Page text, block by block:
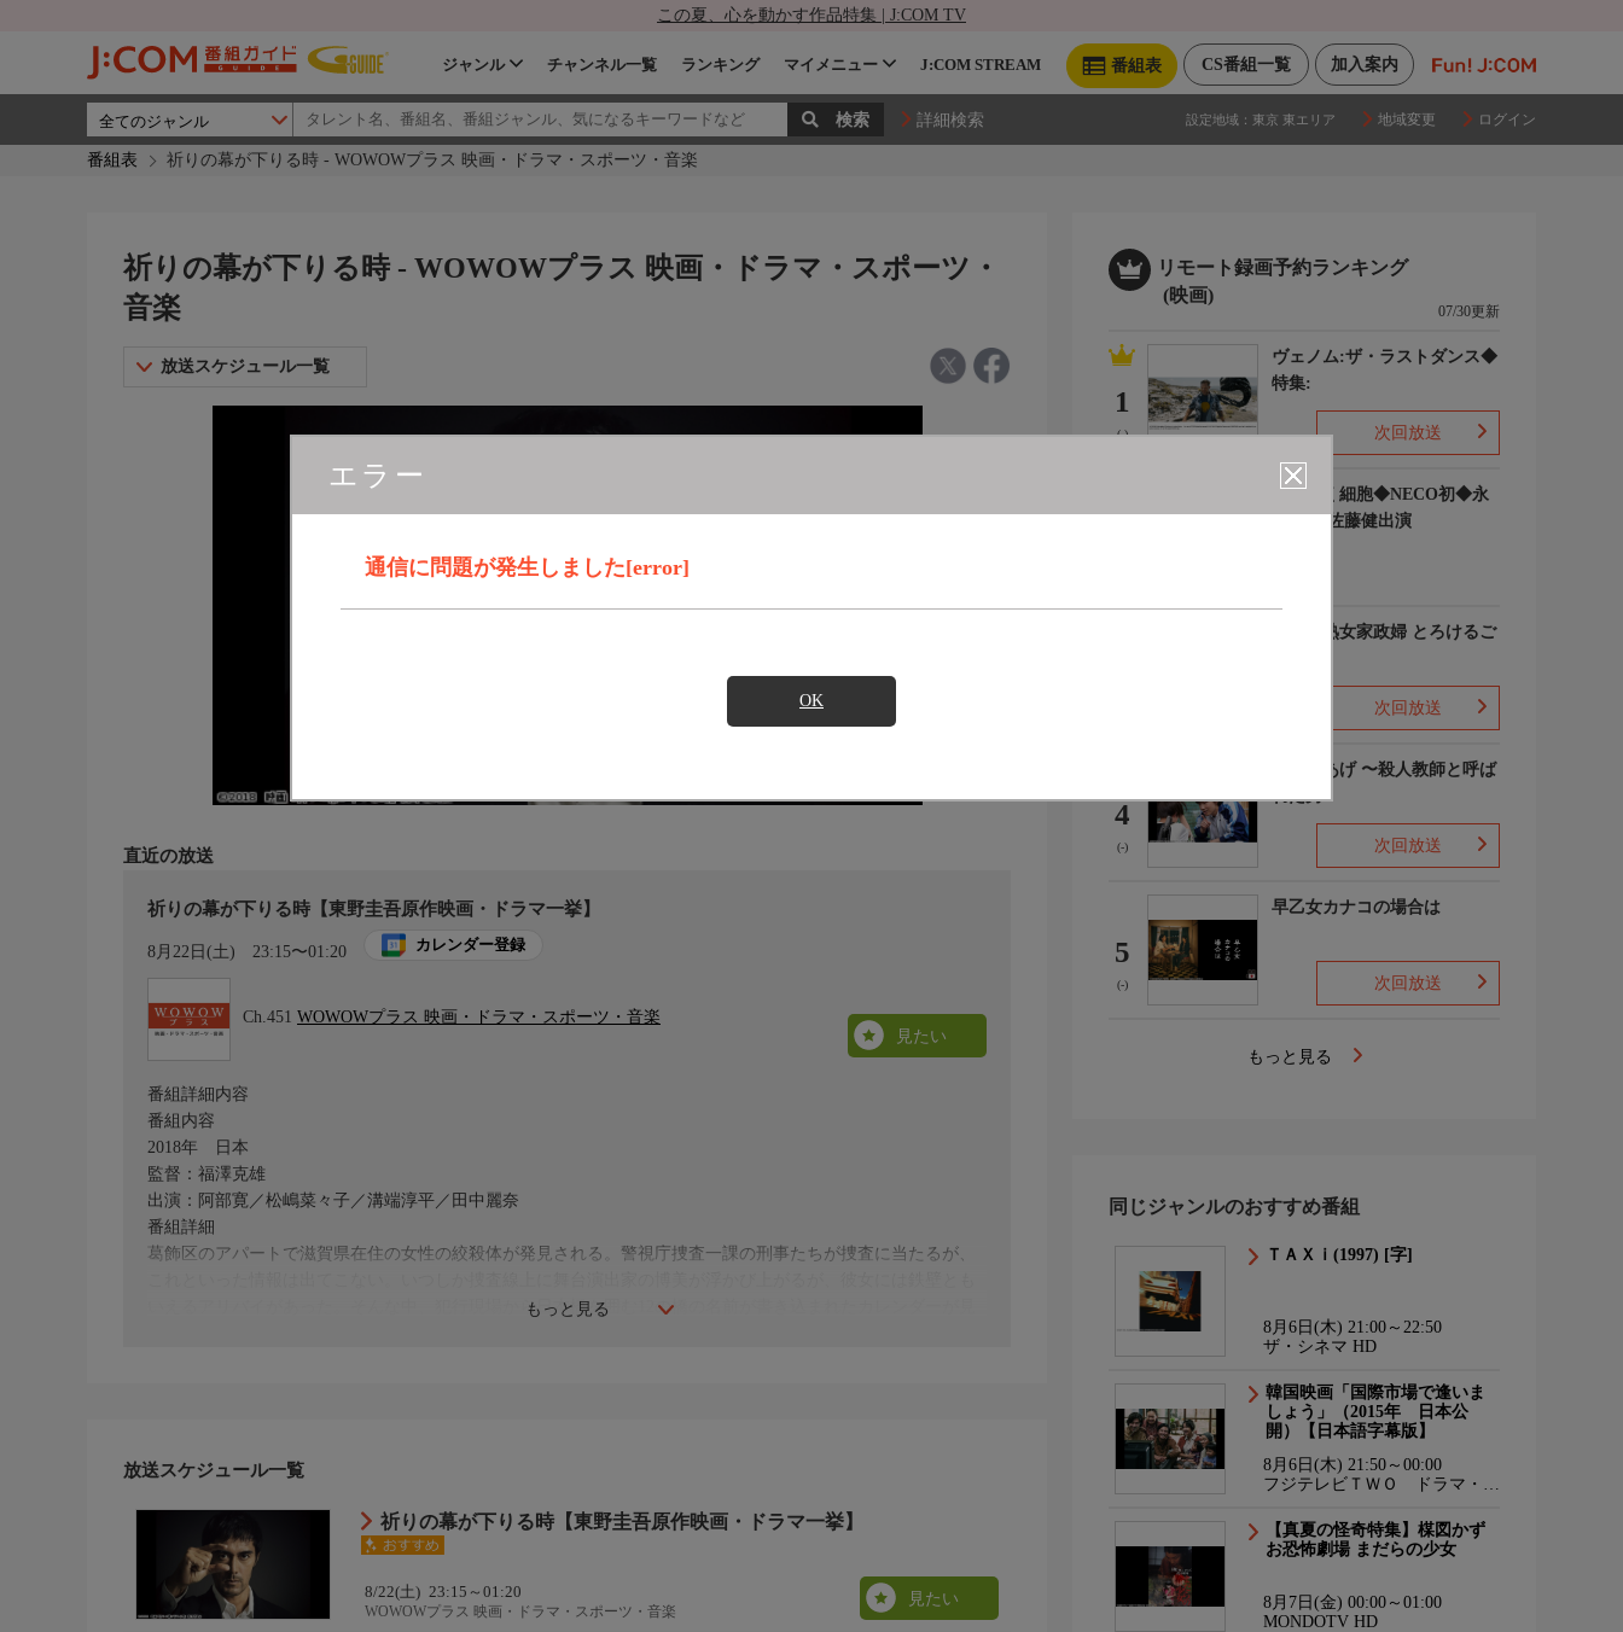
この夏、心を動かす作品特集 | J:COM TV
加入案内
CS番組一覧
番組表
ジャンル チャンネル一覧 ランキング マイメニュー J:COM STREAM
詳細検索 設定地域： 東京 東エリア 地域変更 ログイン
番組表 祈りの幕が下りる時 - WOWOWプラス 映画・ドラマ・スポーツ・音楽
エラー
通信に問題が発生しました[error]
OK
祈りの幕が下りる時 - WOWOWプラス 映画・ドラマ・スポーツ・
音楽
放送スケジュール一覧
直近の放送
祈りの幕が下りる時【東野圭吾原作映画・ドラマ一挙】
8月22日(土) 23:15〜01:20 カレンダー登録
Ch.451 WOWOWプラス 映画・ドラマ・スポーツ・音楽
見たい
もっと見る
番組詳細内容
番組内容
2018年 日本
監督：福澤克雄
出演：阿部寛／松嶋菜々子／溝端淳平／田中麗奈
番組詳細
葛飾区のアパートで滋賀県在住の女性の絞殺体が発見される。警視庁捜査一課の刑事たちが捜査に当たるが、
いえるアリバイがあった。そんな中、犯行現場から日本橋を囲む12の橋の名前が書き込まれたカレンダーが見
放送スケジュール一覧
祈りの幕が下りる時【東野圭吾原作映画・ドラマ一挙】
8/22(土) 23:15～01:20
WOWOWプラス 映画・ドラマ・スポーツ・音楽
見たい
リモート録画予約ランキング
(映画)
07/30更新
1
(-)
ヴェノム:ザ・ラストダンス◆
特集:
次回放送
はたらく細胞◆NECO初◆永
野芽郁 佐藤健出演
愛しの熟女家政婦 とろけるご
次回放送
4
(-)
でっちあげ 〜殺人教師と呼ば
れた男
次回放送
5
(-)
早乙女カナコの場合は
次回放送
もっと見る
同じジャンルのおすすめ番組
ＴＡＸｉ(1997) [字]
8月6日(木) 21:00～22:50
ザ・シネマ HD
韓国映画「国際市場で逢いま
しょう」（2015年 日本公
開）【日本語字幕版】
8月6日(木) 21:50～00:00
フジテレビＴＷＯ ドラマ・ア
【真夏の怪奇特集】楳図かず
お恐怖劇場 まだらの少女
8月7日(金) 00:00～01:00
MONDOTV HD